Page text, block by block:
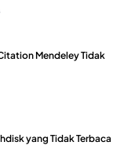
Mendeley Tidak
yang Tidak Terbaca